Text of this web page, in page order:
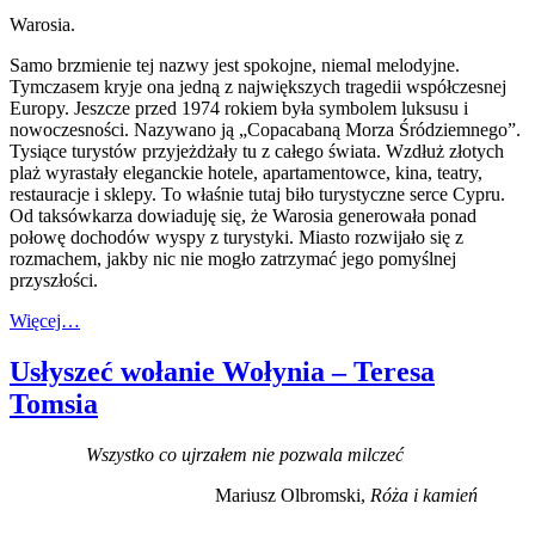
Warosia.
Samo brzmienie tej nazwy jest spokojne, niemal melodyjne.
Tymczasem kryje ona jedną z największych tragedii współczesnej
Europy. Jeszcze przed 1974 rokiem była symbolem luksusu i
nowoczesności. Nazywano ją „Copacabaną Morza Śródziemnego”.
Tysiące turystów przyjeżdżały tu z całego świata. Wzdłuż złotych
plaż wyrastały eleganckie hotele, apartamentowce, kina, teatry,
restauracje i sklepy. To właśnie tutaj biło turystyczne serce Cypru.
Od taksówkarza dowiaduję się, że Warosia generowała ponad
połowę dochodów wyspy z turystyki. Miasto rozwijało się z
rozmachem, jakby nic nie mogło zatrzymać jego pomyślnej
przyszłości.
Więcej…
Usłyszeć wołanie Wołynia – Teresa
Tomsia
Wszystko co ujrzałem nie pozwala milczeć
Mariusz Olbromski, Róża i kamień